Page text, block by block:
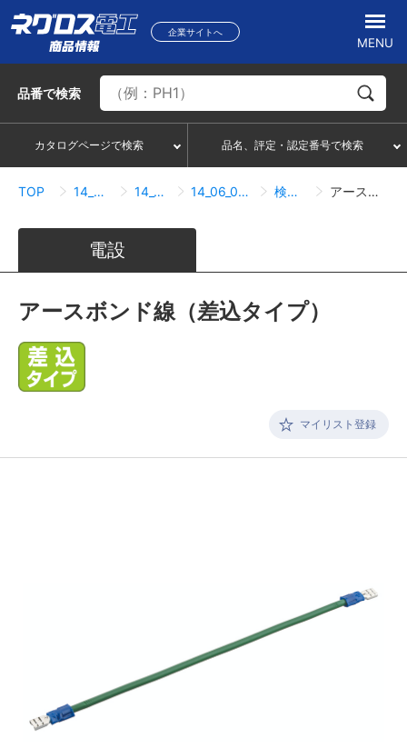
企業サイトへ
MENU
品番で検索
カタログページで検索 品名、評定・認定番号で検索
TOP 14_太陽光発電設備関連 14_06_各種関連部材 14_06_01_アースボンド線・取付金具 検索結果一覧 アースボンド線（差込タイプ）
電設
アースボンド線（差込タイプ）
マイリスト登録